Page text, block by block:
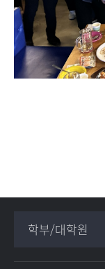
학부/대학원